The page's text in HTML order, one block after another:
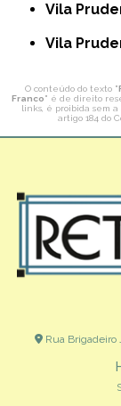
Vila
Vila
O conteúdo do texto "
Franco" é de direito
links, é proibida sem
artigo 184 do
Rua Brigadeiro